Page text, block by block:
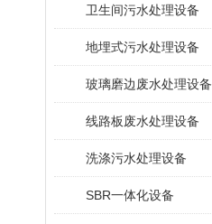
卫生间污水处理设备
地埋式污水处理设备
玻璃磨边废水处理设备
线路板废水处理设备
洗涤污水处理设备
SBR一体化设备